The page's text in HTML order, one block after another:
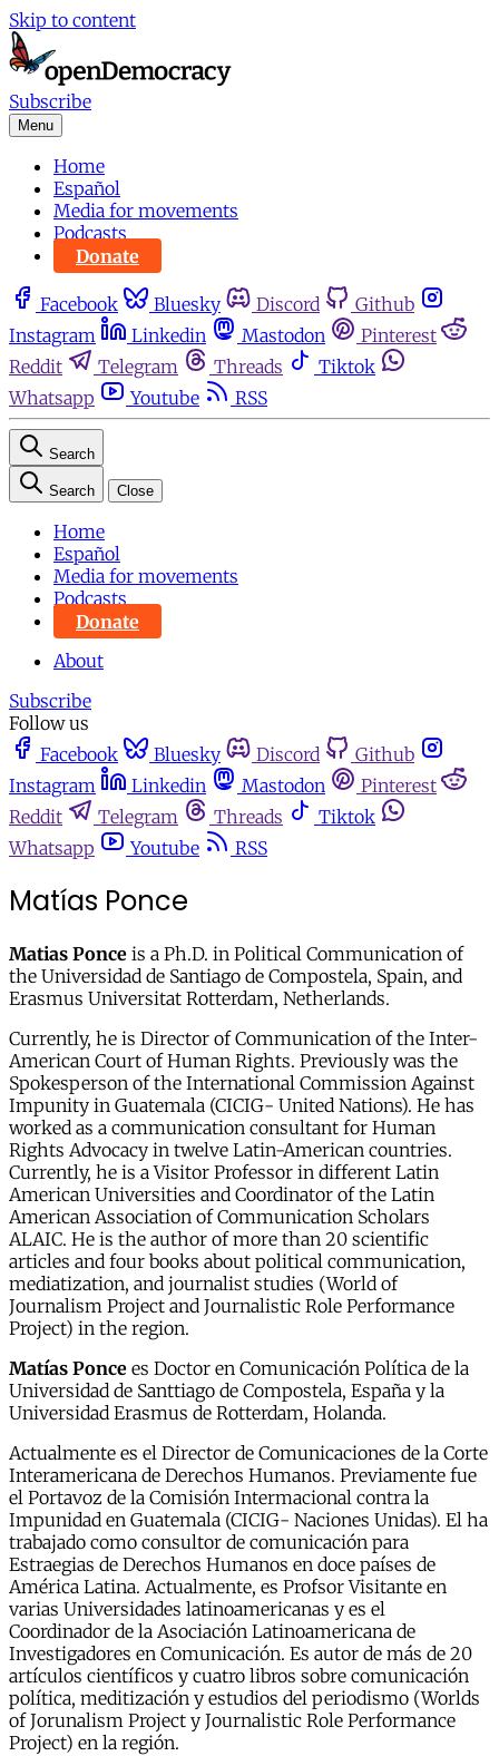
Skip to content
Subscribe
Menu
Home
Español
Media for movements
Podcasts
Donate
Facebook Bluesky Discord
Github
Instagram
Linkedin Mastodon
Pinterest
Reddit
Telegram Threads
Tiktok
Whatsapp
Youtube RSS
Search
Search Close
Home
Español
Media for movements
Podcasts
Donate
About
Subscribe
Follow us
Facebook
Bluesky Discord
Github
Instagram
Linkedin Mastodon
Pinterest
Reddit
Telegram Threads
Tiktok
Whatsapp
Youtube RSS
Matías Ponce
Matias Ponce is a Ph.D. in Political Communication of
the Universidad de Santiago de Compostela, Spain, and
Erasmus Universitat Rotterdam, Netherlands.
Currently, he is Director of Communication of the Inter-
American Court of Human Rights. Previously was the
Spokesperson of the International Commission Against
Impunity in Guatemala (CICIG- United Nations). He has
worked as a communication consultant for Human
Rights Advocacy in twelve Latin-American countries.
Currently, he is a Visitor Professor in different Latin
American Universities and Coordinator of the Latin
American Association of Communication Scholars
ALAIC. He is the author of more than 20 scientific
articles and four books about political communication,
mediatization, and journalist studies (World of
Journalism Project and Journalistic Role Performance
Project) in the region.
Matías Ponce es Doctor en Comunicación Política de la
Universidad de Santtiago de Compostela, España y la
Universidad Erasmus de Rotterdam, Holanda.
Actualmente es el Director de Comunicaciones de la Corte
Interamericana de Derechos Humanos. Previamente fue
el Portavoz de la Comisión Intermacional contra la
Impunidad en Guatemala (CICIG- Naciones Unidas). El ha
trabajado como consultor de comunicación para
Estraegias de Derechos Humanos en doce países de
América Latina. Actualmente, es Profsor Visitante en
varias Universidades latinoamericanas y es el
Coordinador de la Asociación Latinoamericana de
Investigadores en Comunicación. Es autor de más de 20
artículos científicos y cuatro libros sobre comunicación
política, meditización y estudios del periodismo (Worlds
of Jorunalism Project y Journalistic Role Performance
Project) en la región.